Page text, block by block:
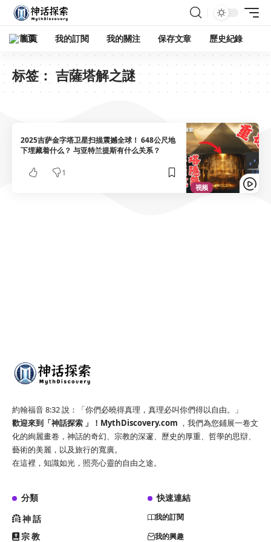
首頁 我的訂閱 我的關注 保存文章 歷史紀錄
标签： 吉薩塔解之謎
视频
2025吉萨金字塔卫星扫描震撼全球！ 648公尺地
下埋藏着什么？ 与亚特兰提斯有什么关系？
1
約翰福音 8:32 說：「你們必曉得真理，真理必叫你們得以自由。」
歡迎來到「神話探索 」！ MythDiscovery.com ，我們為您鋪展一卷文
化的絢麗畫卷，神話的奇幻、宗教的深邃、歷史的厚重、哲學的思辯、
藝術的美麗，以及旅行的寬廣。
在這裡，知識如光，照亮心靈的自由之途。
分類
神話
宗教
快速連結
我的訂閱
我的興趣